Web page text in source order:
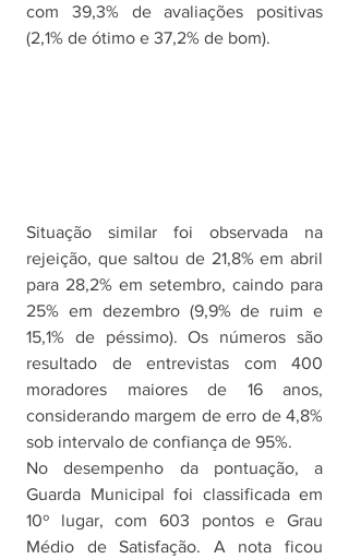
com 39,3% de avaliações positivas
(2,1% de ótimo e 37,2% de bom).
Situação similar foi observada na
rejeição, que saltou de 21,8% em abril
para 28,2% em setembro, caindo para
25% em dezembro (9,9% de ruim e
15,1% de péssimo). Os números são
resultado de entrevistas com 400
moradores maiores de 16 anos,
considerando margem de erro de 4,8%
sob intervalo de confiança de 95%.
No desempenho da pontuação, a
Guarda Municipal foi classificada em
10º lugar, com 603 pontos e Grau
Médio de Satisfação. A nota ficou